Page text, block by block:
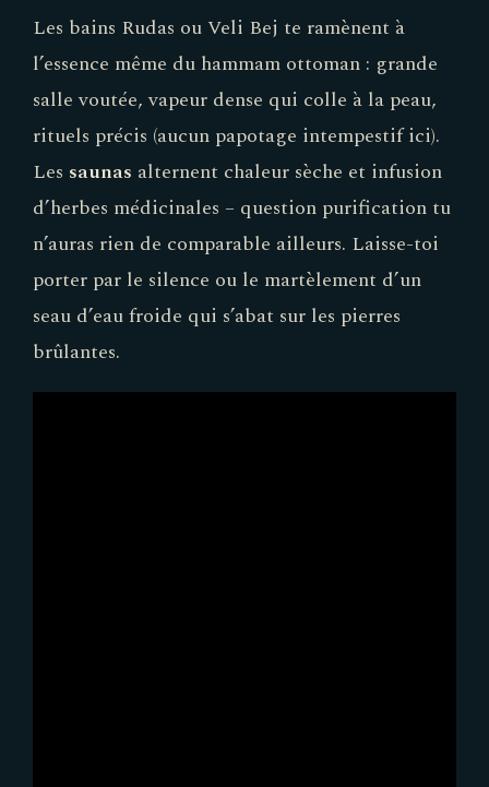
Les bains Rudas ou Veli Bej te ramènent à
l’essence même du hammam ottoman : grande
salle voutée, vapeur dense qui colle à la peau,
rituels précis (aucun papotage intempestif ici).
Les saunas alternent chaleur sèche et infusion
d’herbes médicinales – question purification tu
n’auras rien de comparable ailleurs. Laisse-toi
porter par le silence ou le martèlement d’un
seau d’eau froide qui s’abat sur les pierres
brûlantes.